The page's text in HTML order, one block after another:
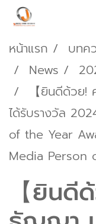
หน้าแรก บทค
News
【ยินดีด้ว
ได้รับรางวัล
of the Year
Media Person
【ยิน